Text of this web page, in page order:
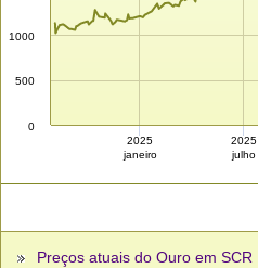
0
500
1000
2025
janeiro
2025
julho
Preços atuais do Ouro em SCR